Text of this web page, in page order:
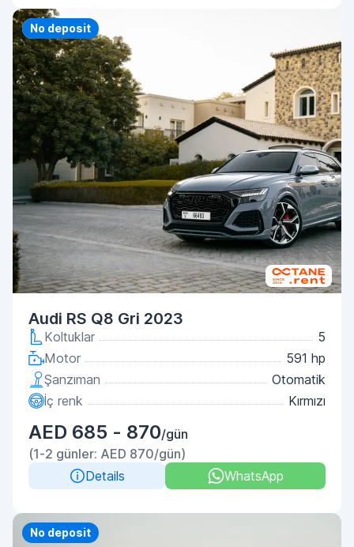
Priority
No deposit
Audi RS Q8 Gri 2023
Koltuklar
5
Motor
591 hp
Şanzıman
Otomatik
İç renk
Kırmızı
AED 685 - 870/gün
(1-2 günler: AED 870/gün)
Details
WhatsApp
No deposit